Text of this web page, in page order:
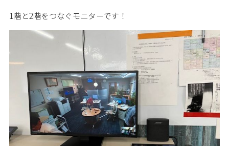
1階と2階をつなぐモニターです！